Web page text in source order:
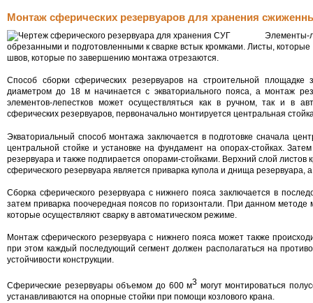
Монтаж сферических резервуаров для хранения
обрезанными и подготовленными к сварке встык кромками. Листы,
швов, которые по завершению монтажа отрезаются.
Способ сборки сферических резервуаров на строительной
диаметром до 18 м начинается с экваториального пояса, а монтаж
элементов-лепестков может осуществляться как в ручном, так и в
сферических резервуаров, первоначально монтируется центральная
Экваториальный способ монтажа заключается в подготовке сначала
центральной стойке и установке на фундамент на опорах-стойках.
резервуара и также подпирается опорами-стойками. Верхний слой
сферического резервуара является приварка купола и днища
Сборка сферического резервуара с нижнего пояса заключается в
затем приварка поочередная поясов по горизонтали. При данном
которые осуществляют сварку в автоматическом режиме.
Монтаж сферического резервуара с нижнего пояса может также
при этом каждый последующий сегмент должен располагаться на
устойчивости конструкции.
Сферические резервуары объемом до 600 м3 могут монтироваться
устанавливаются на опорные стойки при помощи козлового крана.